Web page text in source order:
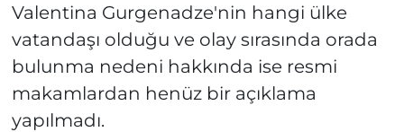
Valentina Gurgenadze'nin hangi ülke
vatandaşı olduğu ve olay sırasında orada
bulunma nedeni hakkında ise resmi
makamlardan henüz bir açıklama
yapılmadı.